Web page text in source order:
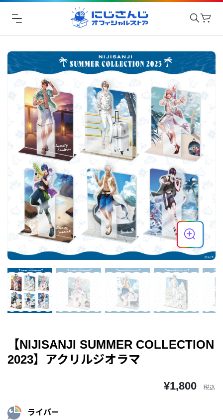
【NIJISANJI SUMMER COLLECTION
2023】アクリルジオラマ
¥1,800 税込
ライバー